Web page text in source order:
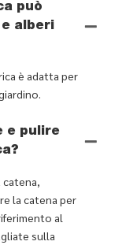
può
alberi
è adatta per
e pulire
la catena per
al
sulla